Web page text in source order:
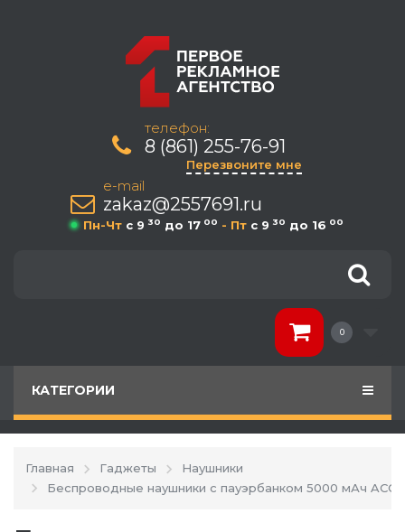
телефон:
8 (861) 255-76-91
Перезвоните мне
e-mail
zakaz@2557691.ru
Пн-Чт c 9 30 до 17 00 - Пт c 9 30 до 16 00
0
КАТЕГОРИИ
Главная Гаджеты
Наушники
Беспроводные наушники с пауэрбанком 5000 мАч